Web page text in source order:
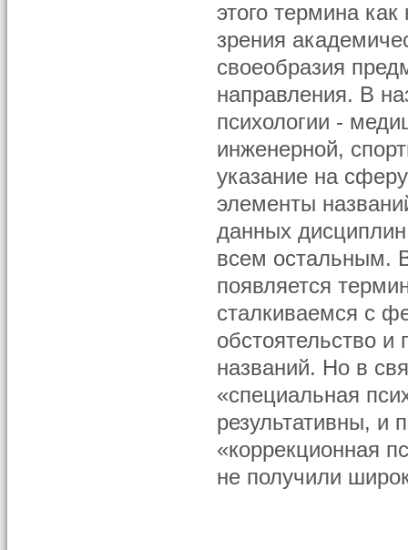
этого термина
зрения
своеобразия
направления. В
психологии -
инженерной,
указание на
элементы
данных
всем остальным.
появляется
сталкиваемся с
обстоятельство
названий. Но в
«специальная
результативны, и
«коррекционная
не получили